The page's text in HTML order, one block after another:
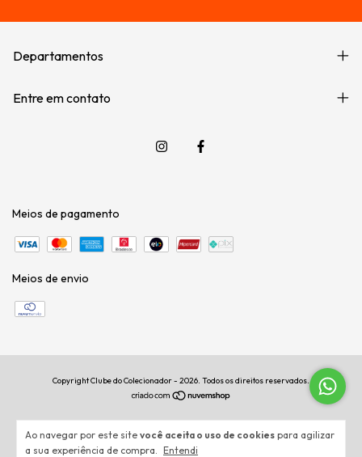
Ao navegar por este site você aceita o uso de cookies para agilizar
a sua experiência de compra. Entendi
Departamentos
Entre em contato
Meios de pagamento
Meios de envio
Copyright Clube do Colecionador - 2026. Todos os direitos reservados.